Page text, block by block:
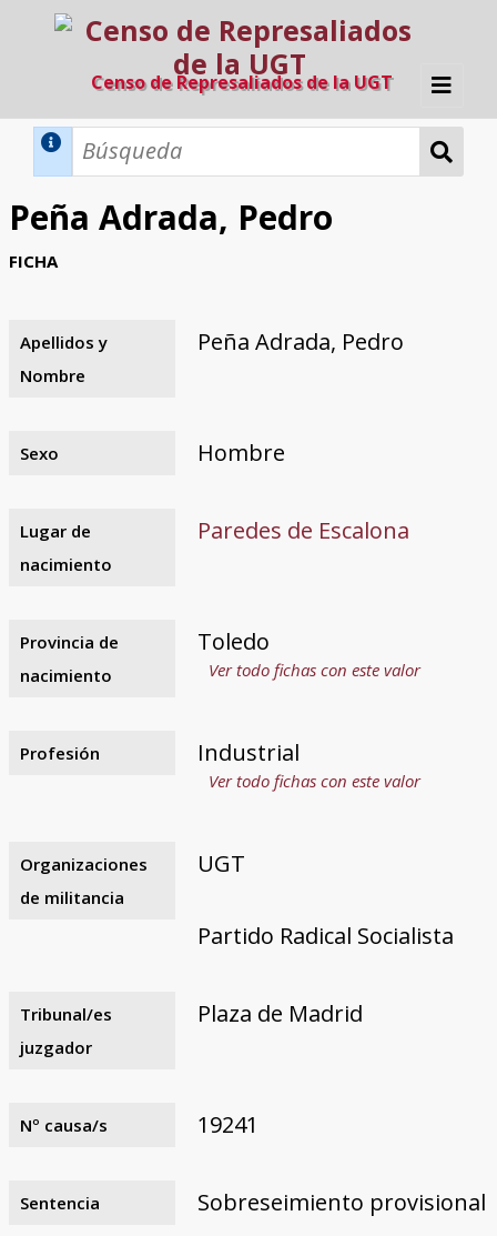
Censo de Represaliados de la UGT
Inicio
Búsqueda Dinámica
Búsqueda Avanzada
Razones y objetivos
El equipo
Colaboradores
Fuentes documentales
Peña Adrada, Pedro
FICHA
Apellidos y
Nombre
Peña Adrada, Pedro
Sexo Hombre
Lugar de
nacimiento
Paredes de Escalona
Provincia de
nacimiento
Toledo
Ver todo fichas con este valor
Profesión Industrial
Ver todo fichas con este valor
Organizaciones
de militancia
UGT
Partido Radical Socialista
Tribunal/es
juzgador
Plaza de Madrid
Nº causa/s 19241
Sentencia Sobreseimiento provisional